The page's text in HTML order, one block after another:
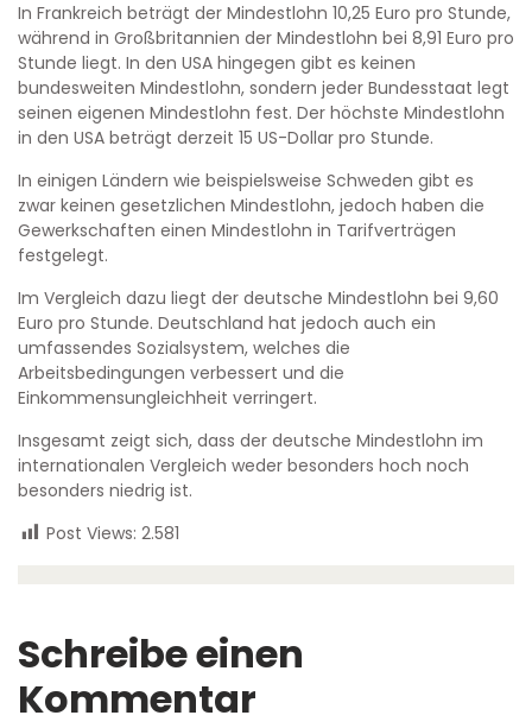
In Frankreich beträgt der Mindestlohn 10,25 Euro pro Stunde,
während in Großbritannien der Mindestlohn bei 8,91 Euro pro
Stunde liegt. In den USA hingegen gibt es keinen
bundesweiten Mindestlohn, sondern jeder Bundesstaat legt
seinen eigenen Mindestlohn fest. Der höchste Mindestlohn
in den USA beträgt derzeit 15 US-Dollar pro Stunde.
In einigen Ländern wie beispielsweise Schweden gibt es
zwar keinen gesetzlichen Mindestlohn, jedoch haben die
Gewerkschaften einen Mindestlohn in Tarifverträgen
festgelegt.
Im Vergleich dazu liegt der deutsche Mindestlohn bei 9,60
Euro pro Stunde. Deutschland hat jedoch auch ein
umfassendes Sozialsystem, welches die
Arbeitsbedingungen verbessert und die
Einkommensungleichheit verringert.
Insgesamt zeigt sich, dass der deutsche Mindestlohn im
internationalen Vergleich weder besonders hoch noch
besonders niedrig ist.
Post Views: 2.581
Schreibe einen
Kommentar